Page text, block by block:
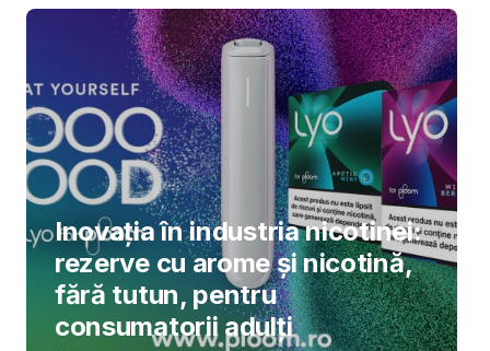
Inovația în industria nicotinei:
rezerve cu arome și nicotină,
fără tutun, pentru
consumatorii adulți